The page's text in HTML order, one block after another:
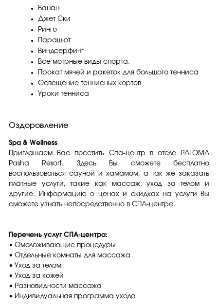
Банан
Джет Ски
Ринго
Парашют
Виндсерфинг
Все мотрные виды спорта.
Прокат мячей и ракеток для большого тенниса
Освещение теннисных кортов
Уроки тенниса
Оздоровление
Spa & Wellness
Приглашаем Вас посетить Спа-центр в отеле PALOMA
Pasha Resort. Здесь Вы сможете бесплатно
воспользоваться сауной и хамамом, а так же заказать
платные услуги, такие как массаж, уход за телом и
другие. Информацию о ценах и скидках на услуги Вы
сможете узнать непосредственно в СПА-центре.
Перечень услуг СПА-центра:
• Омоложивающие процедуры
• Отдельные комнаты для массажа
• Уход за телом
• Уход за кожей
• Разновидности массажа
• Индивидуальная программа ухода